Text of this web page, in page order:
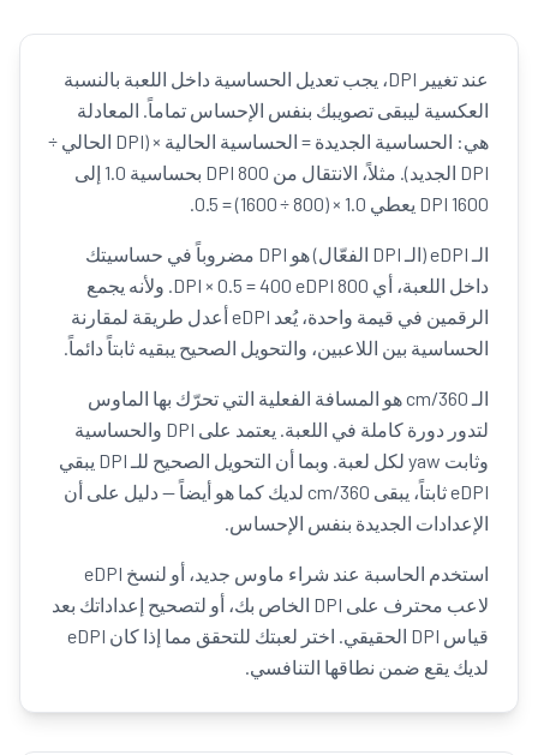
عند تغيير DPI، يجب تعديل الحساسية داخل اللعبة بالنسبة
العكسية ليبقى تصويبك بنفس الإحساس تماماً. المعادلة
هي: الحساسية الجديدة = الحساسية الحالية × (DPI الحالي ÷
DPI الجديد). مثلاً، الانتقال من 800 DPI بحساسية 1.0 إلى
1600 DPI يعطي 1.0 × (800 ÷ 1600) = 0.5.
الـ eDPI (الـ DPI الفعّال) هو DPI مضروباً في حساسيتك
داخل اللعبة، أي 800 DPI × 0.5 = 400 eDPI. ولأنه يجمع
الرقمين في قيمة واحدة، يُعد eDPI أعدل طريقة لمقارنة
الحساسية بين اللاعبين، والتحويل الصحيح يبقيه ثابتاً دائماً.
الـ cm/360 هو المسافة الفعلية التي تحرّك بها الماوس
لتدور دورة كاملة في اللعبة. يعتمد على DPI والحساسية
وثابت yaw لكل لعبة. وبما أن التحويل الصحيح للـ DPI يبقي
eDPI ثابتاً، يبقى cm/360 لديك كما هو أيضاً — دليل على أن
الإعدادات الجديدة بنفس الإحساس.
استخدم الحاسبة عند شراء ماوس جديد، أو لنسخ eDPI
لاعب محترف على DPI الخاص بك، أو لتصحيح إعداداتك بعد
قياس DPI الحقيقي. اختر لعبتك للتحقق مما إذا كان eDPI
لديك يقع ضمن نطاقها التنافسي.